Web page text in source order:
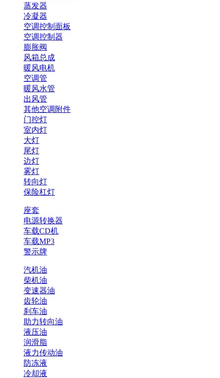
蒸发器
冷凝器
空调控制面板
空调控制器
膨胀阀
风箱总成
暖风电机
空调管
暖风水管
出风管
其他空调附件
门控灯
室内灯
大灯
尾灯
边灯
雾灯
转向灯
保险杠灯
座套
电源转换器
车载CD机
车载MP3
警示牌
汽机油
柴机油
变速器油
齿轮油
刹车油
助力转向油
液压油
润滑脂
液力传动油
防冻液
冷却液